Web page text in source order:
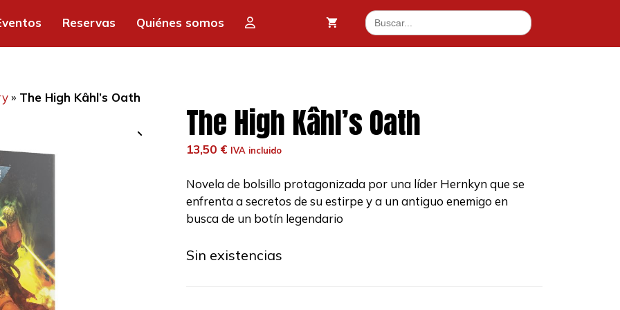
Reservas Quiénes somos Buscar:
» The High Kâhl’s Oath
The High Kâhl’s Oath
13,50 € IVA incluido
Novela de bolsillo protagonizada por una líder Hernkyn que se
enfrenta a secretos de su estirpe y a un antiguo enemigo en
busca de un botín legendario
Sin existencias